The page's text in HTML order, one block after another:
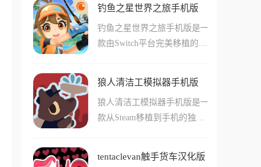
册,专家也看不到炸弹,所以每
则闯关失败。
澡、换装、装饰等互动，孩子
食物的制作过程，并建立起对
食物的初步认知。
层城堡，解救被困在塔顶的公
主，游戏的玩法很简单，塔里
的每个敌人头上都顶着一个代
大鱼吃小鱼一样，精准计算每
字的游戏中存活下去。
钓鱼之星世界之旅手机版
钓鱼之星世界之旅手机版是一
款由Switch平台完美移植的高
风，更通过40多个风格各异的
全球钓点，为你构建了一个庞
大的钓鱼宇宙，你可以从各具
通过不断磨练技巧和升级装
狼人清洁工模拟器手机版
狼人清洁工模拟器手机版是一
款从Steam移植到手机的独特
狼人诅咒的清洁工凯尔，为了
tentaclevan触手货车汉化版